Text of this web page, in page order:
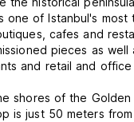
one of Istanbul's
cafes and
pieces as
and retail and
shores of the
is just 50 meters